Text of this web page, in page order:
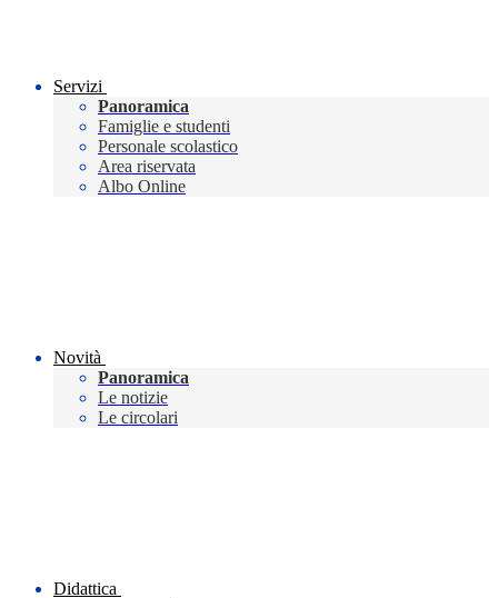
Servizi
Panoramica
Famiglie e studenti
Personale scolastico
Area riservata
Albo Online
Novità
Panoramica
Le notizie
Le circolari
Didattica